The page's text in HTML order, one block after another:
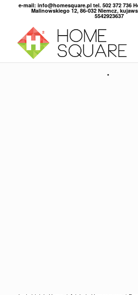
e-mail: info@homesquare.pl tel. 502 372 736
Malinowskiego 12, 86-032 Niemcz,
5542923637